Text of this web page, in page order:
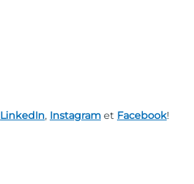
LinkedIn, Instagram et Facebook!